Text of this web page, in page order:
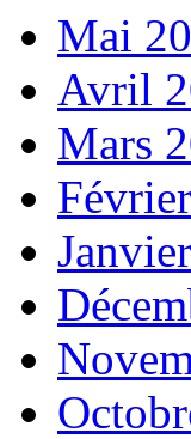
Mai
Avril
Mars